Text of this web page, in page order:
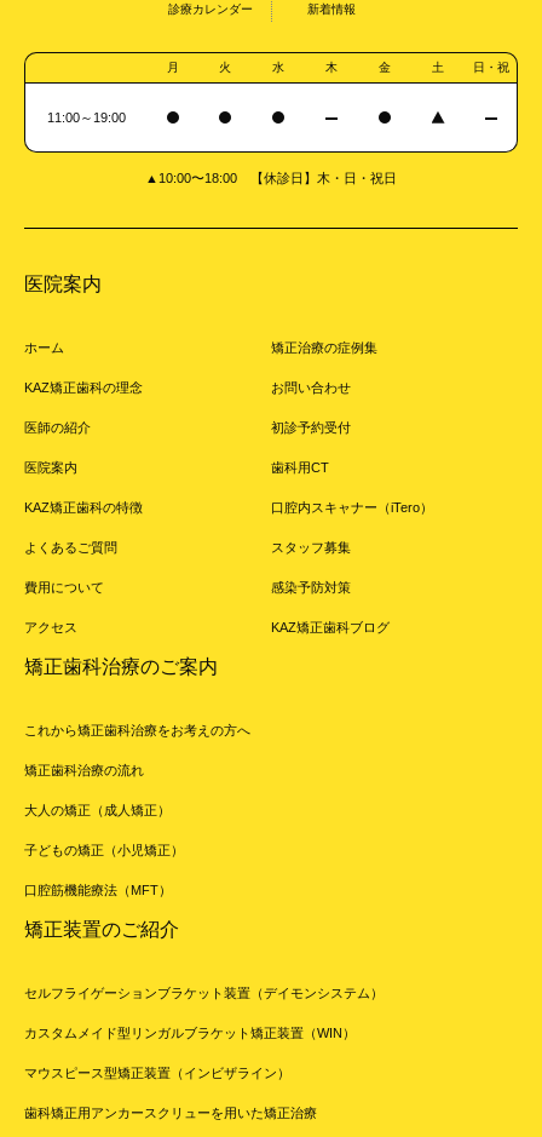
診療カレンダー 新着情報
月 火 水 木 金 土 日・祝
11:00～19:00
▲10:00〜18:00 【休診日】木・日・祝日
医院案内
ホーム
KAZ矯正歯科の理念
医師の紹介
医院案内
KAZ矯正歯科の特徴
よくあるご質問
費用について
アクセス
矯正治療の症例集
お問い合わせ
初診予約受付
歯科用CT
口腔内スキャナー（iTero）
スタッフ募集
感染予防対策
KAZ矯正歯科ブログ
矯正歯科治療のご案内
これから矯正歯科治療をお考えの方へ
矯正歯科治療の流れ
大人の矯正（成人矯正）
子どもの矯正（小児矯正）
口腔筋機能療法（MFT）
矯正装置のご紹介
セルフライゲーションブラケット装置（デイモンシステム）
カスタムメイド型リンガルブラケット矯正装置（WIN）
マウスピース型矯正装置（インビザライン）
歯科矯正用アンカースクリューを用いた矯正治療